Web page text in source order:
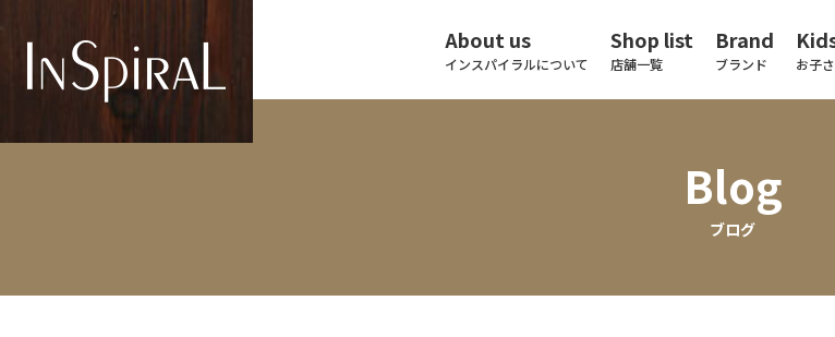
About us
インスパイラルについて
Shop list
店舗一覧
Brand
ブランド お子
Blog
ブログ